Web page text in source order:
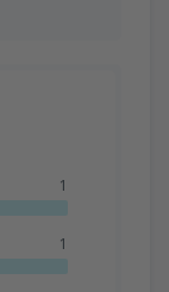
1
1